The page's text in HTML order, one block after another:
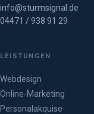
info@sturmsignal.de
04471 / 938 91 29
LEISTUNGEN
Webdesign
Online-Marketing
Personalakquise